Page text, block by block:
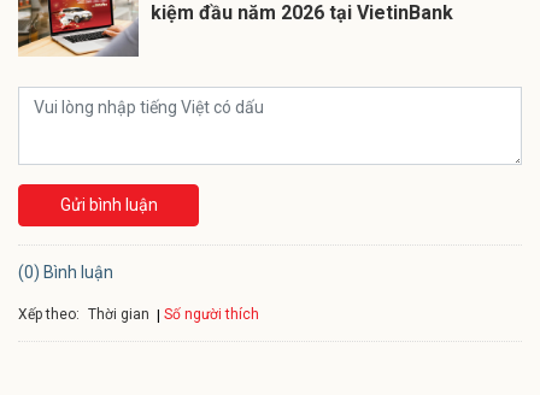
kiệm đầu năm 2026 tại VietinBank
Gửi bình luận
(0) Bình luận
Xếp theo: Thời gian Số người thích